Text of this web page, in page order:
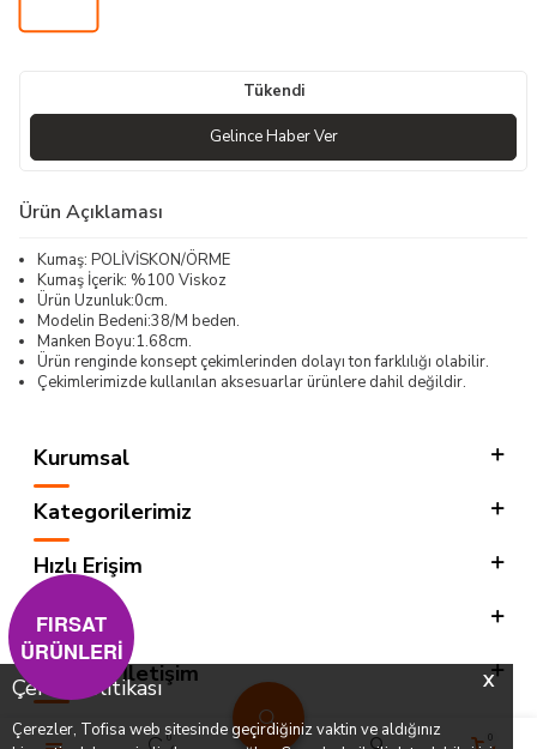
X
Çerez Politikası
Çerezler, Tofisa web sitesinde geçirdiğiniz vaktin ve aldığınız
0 0
Tükendi
Gelince Haber Ver
Ürün Açıklaması
Kumaş: POLİVİSKON/ÖRME
Kumaş İçerik: %100 Viskoz
Ürün Uzunluk:0cm.
Modelin Bedeni:38/M beden.
Manken Boyu:1.68cm.
Ürün renginde konsept çekimlerinden dolayı ton farklılığı olabilir.
Çekimlerimizde kullanılan aksesuarlar ürünlere dahil değildir.
Kurumsal
Kategorilerimiz
Hızlı Erişim
Sosyal
Adres & İletişim
FIRSAT
ÜRÜNLERİ